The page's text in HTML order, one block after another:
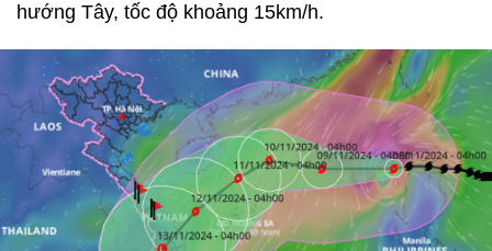
hướng Tây, tốc độ khoảng 15km/h.